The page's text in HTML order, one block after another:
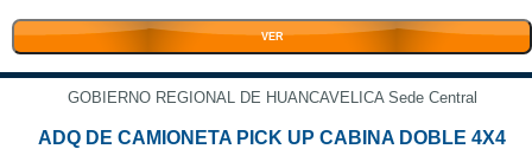
VER
GOBIERNO REGIONAL DE HUANCAVELICA Sede Central
ADQ DE CAMIONETA PICK UP CABINA DOBLE 4X4